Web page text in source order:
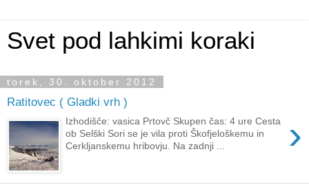
Svet pod lahkimi koraki
torek, 30. oktober 2012
Ratitovec ( Gladki vrh )
›
Izhodišče: vasica Prtovč Skupen čas: 4 ure Cesta
ob Selški Sori se je vila proti Škofjeloškemu in
Cerkljanskemu hribovju. Na zadnji ...